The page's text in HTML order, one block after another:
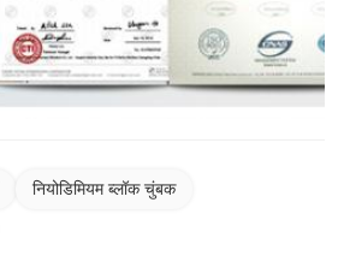
नियोडिमियम ब्लॉक चुंबक